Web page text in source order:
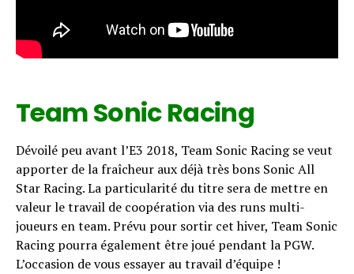
Team Sonic Racing
Dévoilé peu avant l’E3 2018, Team Sonic Racing se veut
apporter de la fraîcheur aux déjà très bons Sonic All
Star Racing. La particularité du titre sera de mettre en
valeur le travail de coopération via des runs multi-
joueurs en team. Prévu pour sortir cet hiver, Team Sonic
Racing pourra également être joué pendant la PGW.
L’occasion de vous essayer au travail d’équipe !